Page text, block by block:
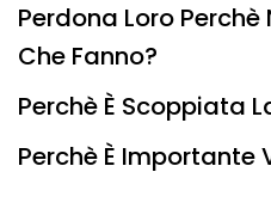
Perdona Loro
Che Fanno?
Perchè È Scoppiata
Perchè È Importante